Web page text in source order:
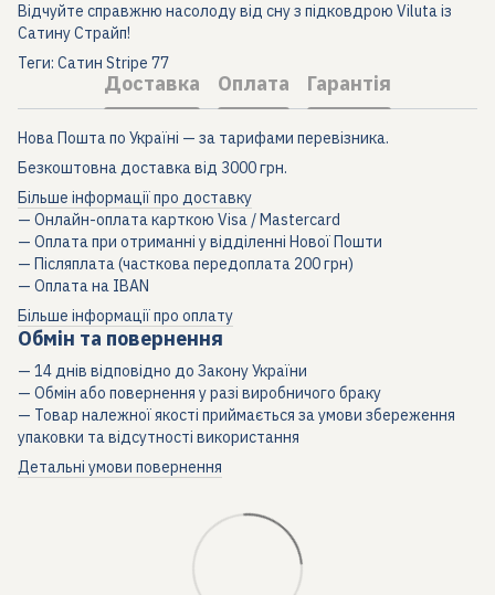
Відчуйте справжню насолоду від сну з підковдрою Viluta із
Сатину Страйп!
Теги: Сатин Stripe 77
Доставка Оплата Гарантія
Нова Пошта по Україні — за тарифами перевізника.
Безкоштовна доставка від 3000 грн.
Більше інформації про доставку
— Онлайн-оплата карткою Visa / Mastercard
— Оплата при отриманні у відділенні Нової Пошти
— Післяплата (часткова передоплата 200 грн)
— Оплата на IBAN
Більше інформації про оплату
Обмін та повернення
— 14 днів відповідно до Закону України
— Обмін або повернення у разі виробничого браку
— Товар належної якості приймається за умови збереження
упаковки та відсутності використання
Детальні умови повернення